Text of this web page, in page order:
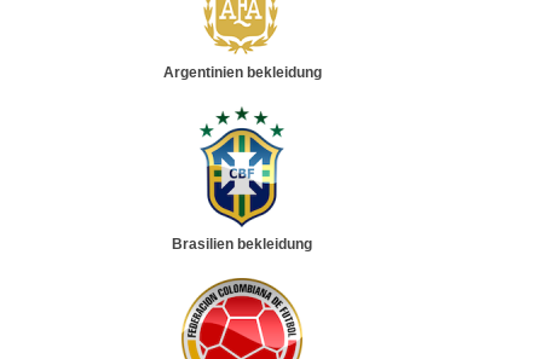
Argentinien bekleidung
Brasilien bekleidung